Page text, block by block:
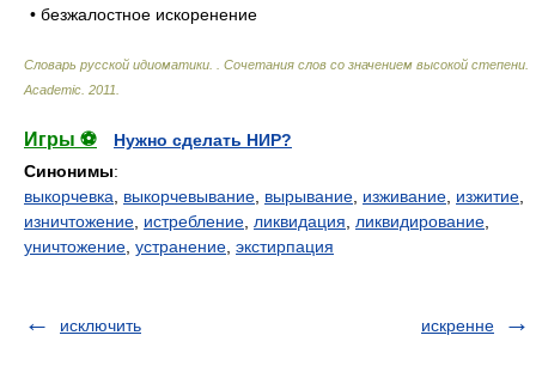
• безжалостное искоренение
Словарь русской идиоматики. . Сочетания слов со значением высокой степени
Academic 2011
Игры ⚽
Нужно сделать НИР?
Синонимы:
выкорчевка
выкорчевывание вырывание изживание изжитие
изничтожение истребление ликвидация ликвидирование
уничтожение устранение экстирпация
исключить искренне